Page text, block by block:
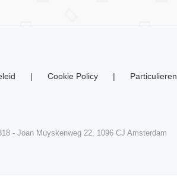
Cookie Policy Particulieren
- Joan Muyskenweg 22, 1096 CJ Amsterdam